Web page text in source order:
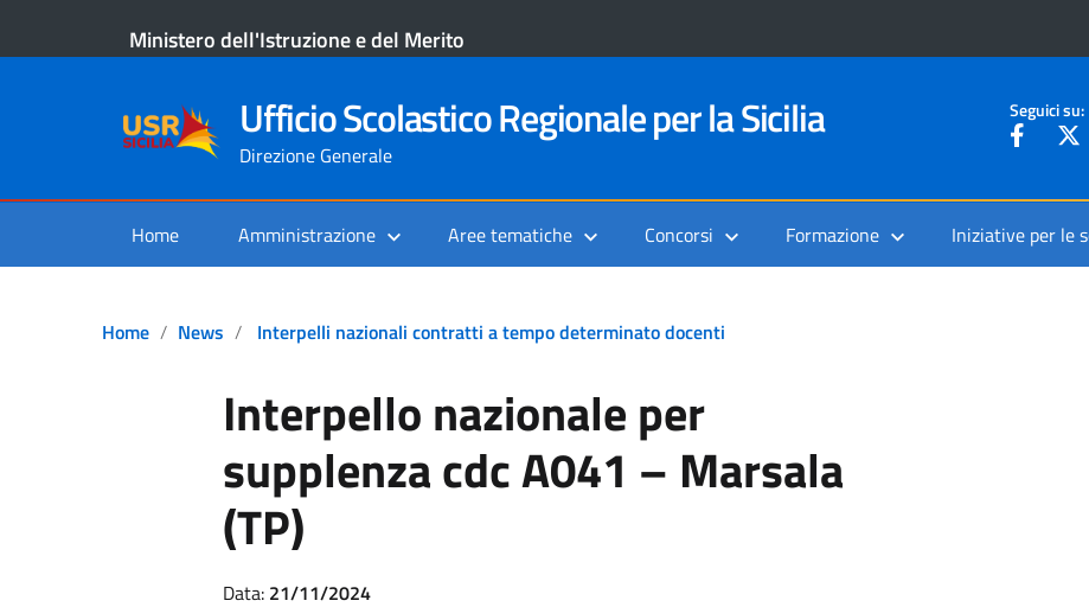
Ministero dell'Istruzione e del Merito
Ufficio Scolastico Regionale per la Sicilia
Direzione Generale
Seguici su:
Home Amministrazione Aree tematiche Concorsi Formazione Iniziative per le
Home News Interpelli nazionali contratti a tempo determinato docenti
Interpello nazionale per
supplenza cdc A041 – Marsala
(TP)
Data: 21/11/2024